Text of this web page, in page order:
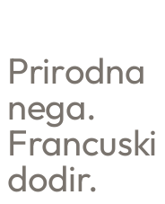
Prirodna
nega.
Francuski
dodir.